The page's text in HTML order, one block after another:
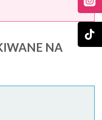
NA